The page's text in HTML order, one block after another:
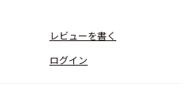
レビューを書く
ログイン